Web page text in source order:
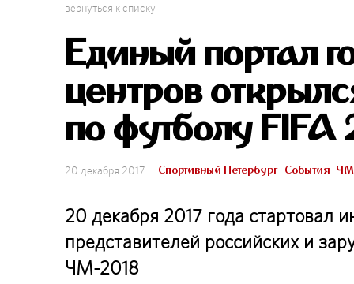
вернуться к списку
Единый портал
центров
по футболу
20 декабря 2017 Спортивный Петербург События
20 декабря 2017 года стартовал
представителей российских и
ЧМ-2018